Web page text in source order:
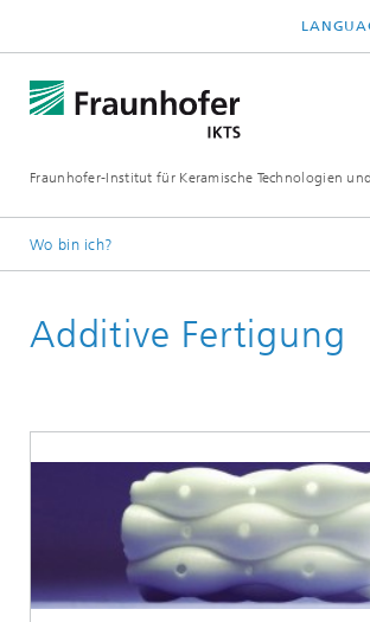
Fraunhofer-Institut für Keramische Technologien und
ČESKÝ
Wo bin ich?
Industrielösungen
Additive Fertigung